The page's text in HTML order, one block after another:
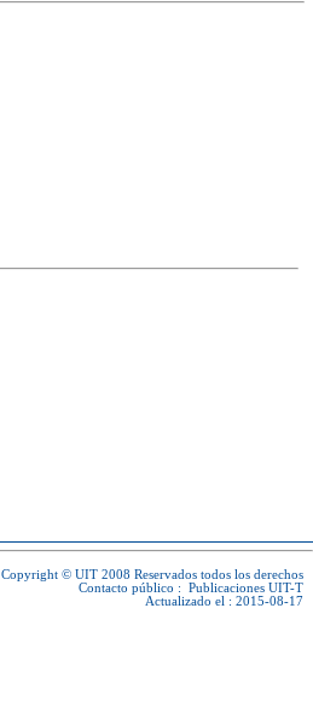
Copyright © UIT 2008 Reservados todos los derechos
Contacto público : Publicaciones UIT-T
Actualizado el : 2015-08-17